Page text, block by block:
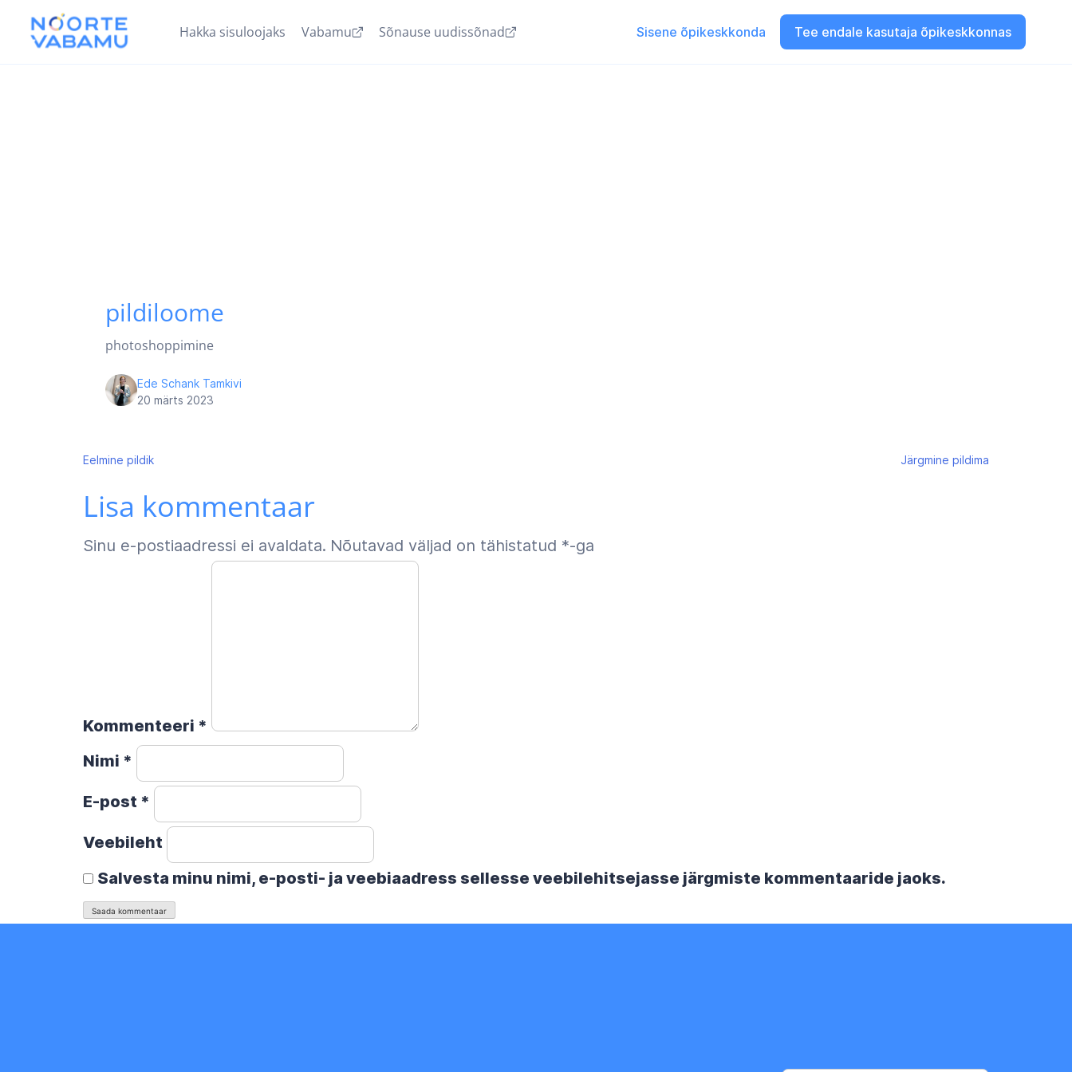
Hakka sisuloojaks Vabamu Sõnause uudissõnad Sisene õpikeskkonda Tee endale kasutaja õpikeskkonnas
pildiloome
photoshoppimine
Ede Schank Tamkivi
20 märts 2023
Navigeerimine
Eelmine pildik Järgmine pildima
Lisa kommentaar
Sinu e-postiaadressi ei avaldata. Nõutavad väljad on tähistatud *-ga
Kommenteeri *
Nimi *
E-post *
Veebileht
Salvesta minu nimi, e-posti- ja veebiaadress sellesse veebilehitsejasse järgmiste kommentaaride jaoks.